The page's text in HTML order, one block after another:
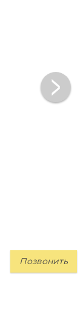
Позвонить